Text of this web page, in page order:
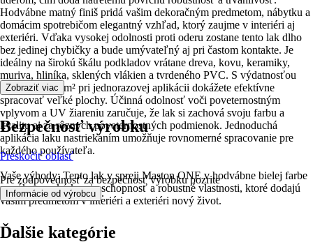
Hodvábne matný finiš pridá vašim dekoračným predmetom, nábytku a
domácim spotrebičom elegantný vzhľad, ktorý zaujme v interiéri aj
exteriéri. Vďaka vysokej odolnosti proti oderu zostane tento lak dlho
bez jedinej chybičky a bude umývateľný aj pri častom kontakte. Je
ideálny na širokú škálu podkladov vrátane dreva, kovu, keramiky,
muriva, hliníka, sklených vlákien a tvrdeného PVC. S výdatnosťou
približne 6,25 m² pri jednorazovej aplikácii dokážete efektívne
spracovať veľké plochy. Účinná odolnosť voči poveternostným
vplyvom a UV žiareniu zaručuje, že lak si zachová svoju farbu a
kvalitu aj za rôznych poveternostných podmienok. Jednoduchá
aplikácia laku nastriekaním umožňuje rovnomerné spracovanie pre
každého používateľa.
Vaše výhody: Tento lak v spreji Maston ONE v hodvábne bielej farbe
ponúka vysokú kryciu schopnosť a robustné vlastnosti, ktoré dodajú
vašim predmetom v interiéri a exteriéri nový život.
Zobraziť viac
Bezpečnosť výrobku
Preskočiť oblasť
Pre zodpovednosť za bezpečnosť výrobku pozrite
Informácie od výrobcu .
Ďalšie kategórie